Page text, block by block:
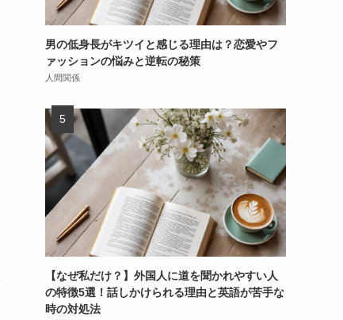
男の低身長がキツイと感じる理由は？恋愛やフ
ァッションの悩みと逆転の秘策
人間関係
【なぜ私だけ？】外国人に道を聞かれやすい人
の特徴5選！話しかけられる理由と英語が苦手な
時の対処法